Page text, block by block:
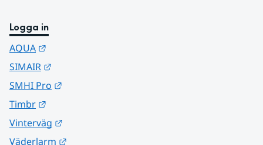
Logga in
AQUA
SIMAIR
SMHI Pro
Timbr
Vinterväg
Väderlarm